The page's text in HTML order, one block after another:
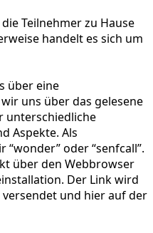
Teilnehmer zu Hause
handelt es sich um
über eine
uns über das gelesene
unterschiedliche
Aspekte. Als
oder “senfcall”.
über den Webbrowser
Der Link wird
und hier auf der